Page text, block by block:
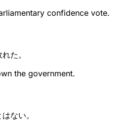
confidence vote.
た。
the government.
ない。